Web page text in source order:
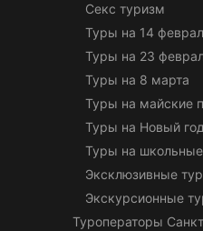
Секс туризм
Туры на 14
Туры на 23
Туры на 8 марта
Туры на майские
Туры на Новый
Туры на
Эксклюзивные
Экскурсионные
Туроператоры